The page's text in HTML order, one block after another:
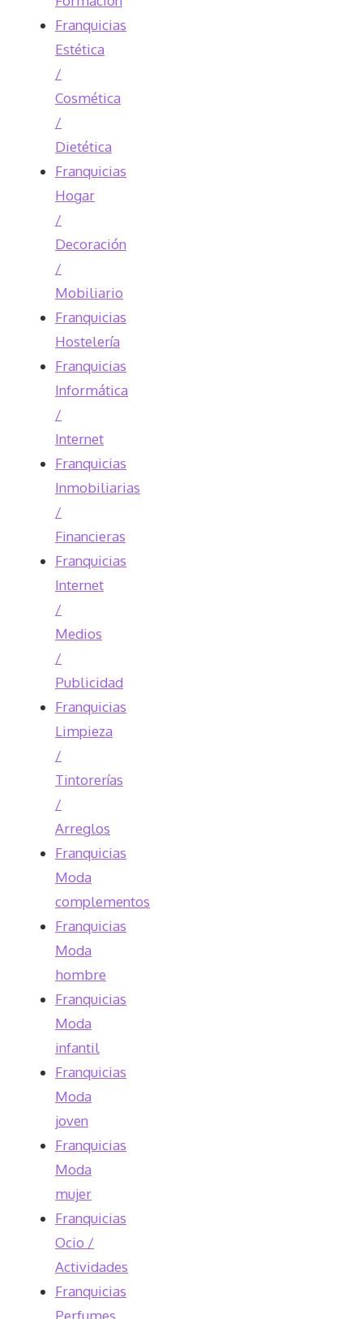
Franquicias
Estética
/
Cosmética
/
Dietética
Franquicias
Hogar
/
Decoración
/
Mobiliario
Franquicias
Hostelería
Franquicias
Informática
/
Internet
Franquicias
Inmobiliarias
/
Financieras
Franquicias
Internet
/
Medios
/
Publicidad
Franquicias
Limpieza
/
Tintorerías
/
Arreglos
Franquicias
Moda
complementos
Franquicias
Moda
hombre
Franquicias
Moda
infantil
Franquicias
Moda
joven
Franquicias
Moda
mujer
Franquicias
Ocio /
Actividades
Franquicias